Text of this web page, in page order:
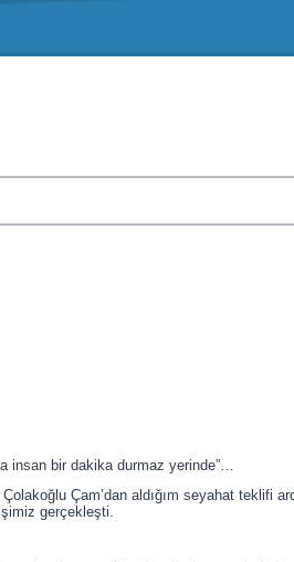
insan bir dakika durmaz yerinde”…
Çam’dan aldığım seyahat teklifi
gerçekleşti.